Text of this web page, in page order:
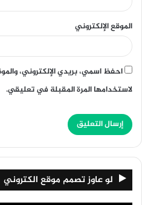
الموقع الإلكتروني
احفظ اسمي، بريدي الإلكتروني،
لاستخدامها المرة المقبلة في تعليقي.
لو عاوز تصمم موقع الكتروني